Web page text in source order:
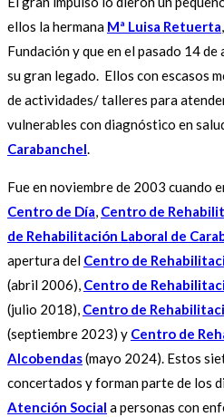
ellos la hermana Mª Luisa Retuerta
Fundación y que en el pasado 14
su gran legado. Ellos con escasos
de actividades/ talleres para
vulnerables con diagnóstico en
Carabanchel.
Fue en noviembre de 2003 cuando
Centro de Día, Centro de
de Rehabilitación Laboral de
apertura del Centro de
(abril 2006), Centro de
(julio 2018), Centro de
(septiembre 2023) y Centro de
Alcobendas(mayo 2024). Estos
concertados y forman parte de los
Atención Social a personas con